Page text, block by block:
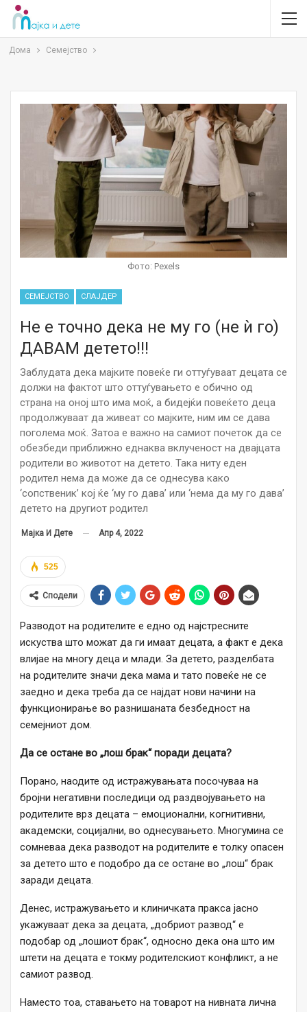
Дома Семејство
Фото: Pexels
СЕМЕЈСТВО СЛАЈДЕР
Не е точно дека не му го (не ѝ го)
ДАВАМ детето!!!
Заблудата дека мајките повеќе ги оттуѓуваат децата се
должи на фактот што оттуѓувањето е обично од
страна на оној што има моќ, а бидејќи повеќето деца
продолжуваат да живеат со мајките, ним им се дава
поголема моќ. Затоа е важно на самиот почеток да се
обезбеди приближно еднаква вклученост на двајцата
родители во животот на детето. Така ниту еден
родител нема да може да се однесува како
‘сопственик’ кој ќе ‘му го дава’ или ‘нема да му го дава’
детето на другиот родител
Мајка И Дете Апр 4, 2022
525
Сподели
Разводот на родителите е едно од најстресните
искуства што можат да ги имаат децата, а факт е дека
влијае на многу деца и млади. За детето, разделбата
на родителите значи дека мама и тато повеќе не се
заедно и дека треба да се најдат нови начини на
функционирање во разнишаната безбедност на
семејниот дом.
Да се остане во „лош брак“ поради децата?
Порано, наодите од истражувањата посочуваа на
бројни негативни последици од раздвојувањето на
родителите врз децата – емоционални, когнитивни,
академски, социјални, во однесувањето. Многумина се
сомневаа дека разводот на родителите е толку опасен
за детето што е подобро да се остане во „лош“ брак
заради децата.
Денес, истражувањето и клиничката пракса јасно
укажуваат дека за децата, „добриот развод“ е
подобар од „лошиот брак“, односно дека она што им
штети на децата е токму родителскиот конфликт, а не
самиот развод.
Наместо тоа, ставањето на товарот на нивната лична